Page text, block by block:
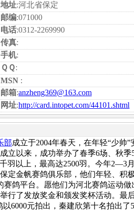
地址:河北省保定
邮编:071000
电话:0312-2269990
传真:
手机:
ＱＱ:
MSN :
邮箱:anzheng369@163.com
网址:http://card.intopet.com/44101.shtml
部成立于2004年春天，在年轻“少帅
立以来，成功举办了春季6场、秋
羽以上，最高达2500羽。今年2—3
定金帆赛鸽俱乐部，他们年轻、积
赛鸽平台。愿他们为河北赛鸽运动
行了发放奖金和颁发奖杯活动。最
以6000元拍出，秦建欣第十名拍出